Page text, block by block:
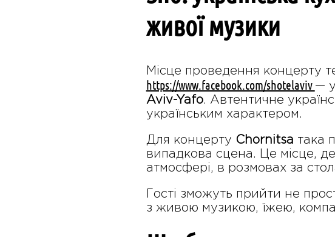
живої музики
Місце проведення концерту
https://www.facebook.com/shotelaviv —
Aviv-Yafo. Автентичне
українським характером.
Для концерту Chornitsa така
випадкова сцена. Це місце, де
атмосфері, в розмовах за
Гості зможуть прийти не
з живою музикою, їжею,